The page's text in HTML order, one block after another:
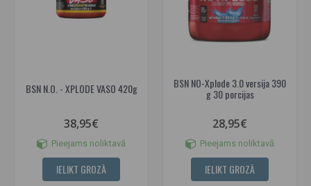
BSN N.O. - XPLODE VASO 420g
38,95€
Pieejams noliktavā
IELIKT GROZĀ
BSN NO-Xplode 3.0 versija 390
g 30 porcijas
28,95€
Pieejams noliktavā
IELIKT GROZĀ